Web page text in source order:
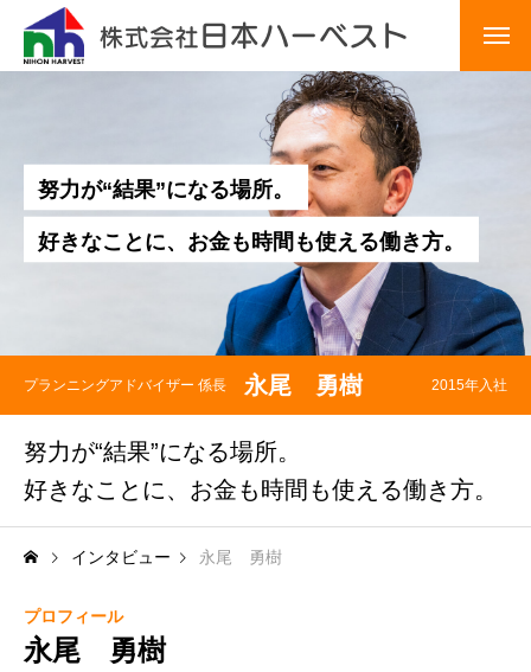
仕事内容
CAREER STEP キャリアステップ
働く環境
RECRUITMENT INFORMATION 採用情報
INTERVIEW インタビュー
2022年入社・リフォームアドバイザー
2015年入社・プランニングアドバイザー 係長
2011年入社・プランニングアドバイザー 課長
2024年入社・リフォームアドバイザー
努力が“結果”になる場所。
好きなこ と に、 お金も 時間 も使え る働き方。
プランニングアドバイザー 係長 永尾 勇樹 2015年入社
努力が“結果”になる場所。
好きなことに、お金も時間も使える働き方。
インタビュー 永尾 勇樹
プロフィール
永尾 勇樹